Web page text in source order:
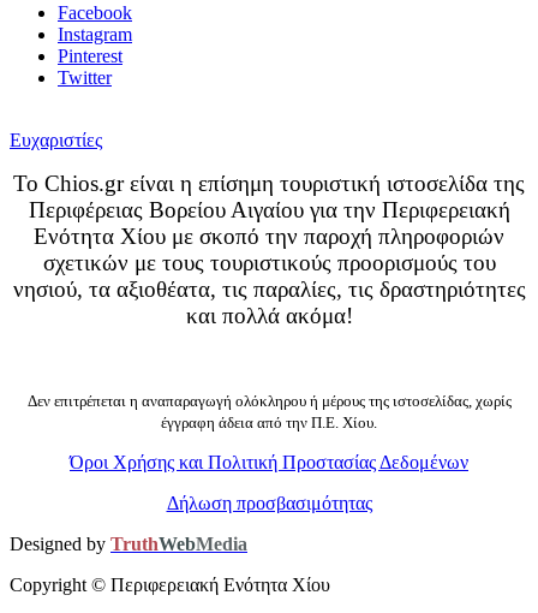
Facebook
Instagram
Pinterest
Twitter
Ευχαριστίες
Το Chios.gr είναι η επίσημη τουριστική ιστοσελίδα της
Περιφέρειας Βορείου Αιγαίου για την Περιφερειακή
Ενότητα Χίου με σκοπό την παροχή πληροφοριών
σχετικών με τους τουριστικούς προορισμούς του
νησιού, τα αξιοθέατα, τις παραλίες, τις δραστηριότητες
και πολλά ακόμα!
Δεν επιτρέπεται η αναπαραγωγή ολόκληρου ή μέρους της ιστοσελίδας, χωρίς
έγγραφη άδεια από την Π.Ε. Χίου.
Όροι Χρήσης και Πολιτική Προστασίας Δεδομένων
Δήλωση προσβασιμότητας
Designed by TruthWebMedia
Copyright © Περιφερειακή Ενότητα Χίου